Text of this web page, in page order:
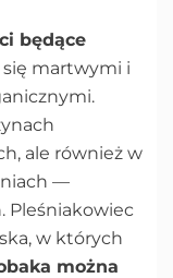
będące
się martwymi i
ale również w
—
Pleśniakowiec
w których
można